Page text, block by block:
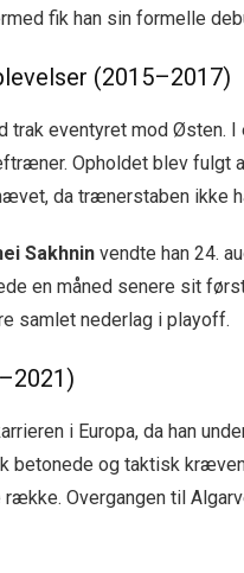
fik han sin formelle
(2015–2017)
trak eventyret mod Østen.
Opholdet blev fulgt
da trænerstaben ikke
Sakhnin vendte han 24.
en måned senere sit
samlet nederlag i playoff.
i Europa, da han
betonede og taktisk
Overgangen til